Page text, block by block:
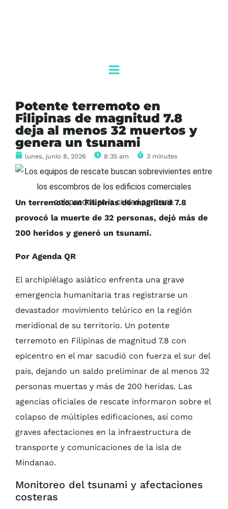
Potente terremoto en
Filipinas de magnitud 7.8
deja al menos 32 muertos y
genera un tsunami
lunes, junio 8, 2026 8:35 am 3 minutes
Un terremoto en Filipinas de magnitud 7.8
provocó la muerte de 32 personas, dejó más de
200 heridos y generó un tsunami.
Por Agenda QR
El archipiélago asiático enfrenta una grave
emergencia humanitaria tras registrarse un
devastador movimiento telúrico en la región
meridional de su territorio. Un potente
terremoto en Filipinas de magnitud 7.8 con
epicentro en el mar sacudió con fuerza el sur del
país, dejando un saldo preliminar de al menos 32
personas muertas y más de 200 heridas. Las
agencias oficiales de rescate informaron sobre el
colapso de múltiples edificaciones, así como
graves afectaciones en la infraestructura de
transporte y comunicaciones de la isla de
Mindanao.
Monitoreo del tsunami y afectaciones
costeras